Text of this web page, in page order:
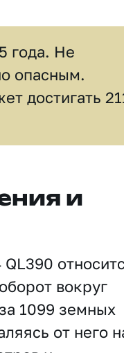
года. Не
опасным.
достигать
и
вокруг
1099 земных
от него